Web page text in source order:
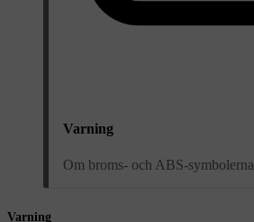
Varning
Om broms- och ABS-
Varning